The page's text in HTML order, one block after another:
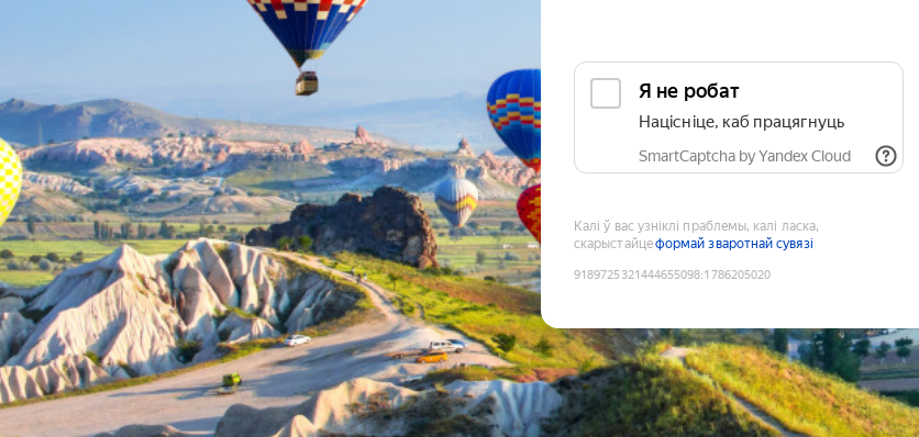
Я не робат
Націсніце, каб працягнуць
SmartCaptcha by Yandex Cloud
Калі ў вас узніклі праблемы, калі ласка,
скарыстайцеформай зваротнай сувязі
9189725321444655098:1786205020